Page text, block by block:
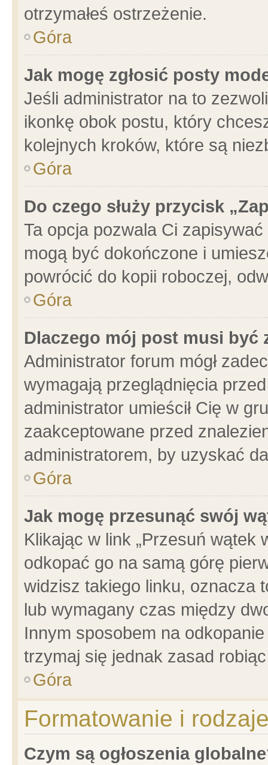
otrzymałeś ostrzeżenie.
Góra
Jak mogę zgłosić posty
Jeśli administrator na to
ikonkę obok postu, który
kolejnych kroków, które są
Góra
Do czego służy przycisk
Ta opcja pozwala Ci
mogą być dokończone i
powrócić do kopii roboczej,
Góra
Dlaczego mój post musi być
Administrator forum mógł
wymagają przeglądnięcia
administrator umieścił Cię w
zaakceptowane przed
administratorem, by uzyskać
Góra
Jak mogę przesunąć swój
Klikając w link „Przesuń wątek
odkopać go na samą górę
widzisz takiego linku, oznacza
lub wymagany czas między
Innym sposobem na
trzymaj się jednak zasad
Góra
Formatowanie i
Czym są ogłoszenia